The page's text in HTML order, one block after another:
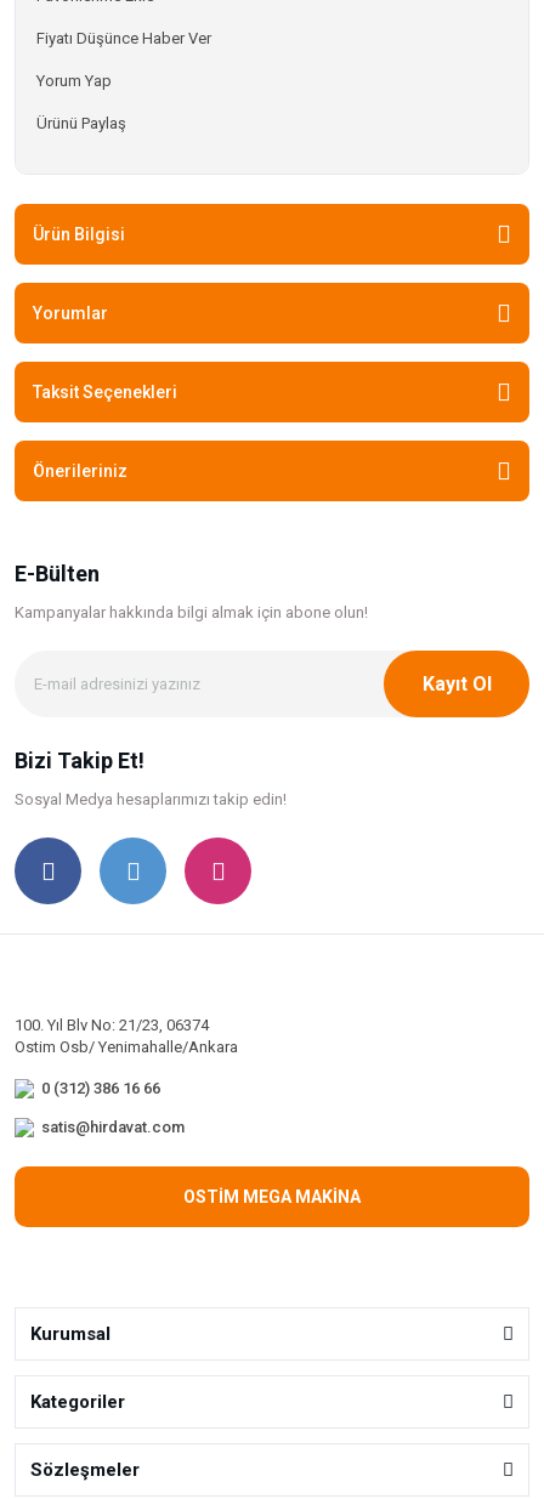
Fiyatı Düşünce Haber Ver
Yorum Yap
Ürünü Paylaş
Ürün Bilgisi
Yorumlar
Taksit Seçenekleri
Önerileriniz
E-Bülten
Kampanyalar hakkında bilgi almak için abone olun!
Kayıt Ol
Bizi Takip Et!
Sosyal Medya hesaplarımızı takip edin!
100. Yıl Blv No: 21/23, 06374
Ostim Osb/ Yenimahalle/Ankara
0 (312) 386 16 66
satis@hirdavat.com
OSTİM MEGA MAKİNA
Kurumsal
Kategoriler
Sözleşmeler